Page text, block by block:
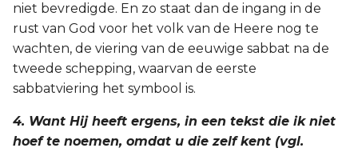
niet bevredigde. En zo staat dan de ingang in de
rust van God voor het volk van de Heere nog te
wachten, de viering van de eeuwige sabbat na de
tweede schepping, waarvan de eerste
sabbatviering het symbool is.
4. Want Hij heeft ergens, in een tekst die ik niet
hoef te noemen, omdat u die zelf kent (vgl.